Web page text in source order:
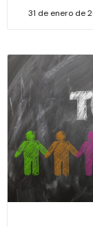
31 de enero de